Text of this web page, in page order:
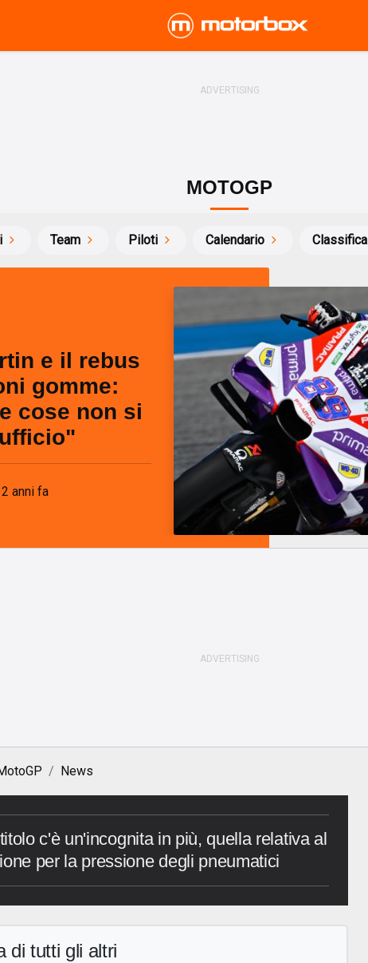
MOTOGP
Team Piloti Calendario Classifica
e il rebus
gomme:
cose non si
2 anni fa
News
c'è un'incognita in più, quella relativa al
per la pressione degli pneumatici
di tutti gli altri